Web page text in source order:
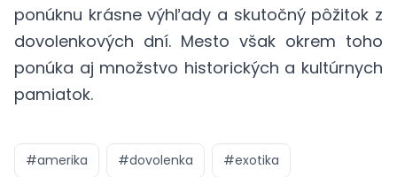
ponúknu krásne výhľady a skutočný pôžitok z
dovolenkových dní. Mesto však okrem toho
ponúka aj množstvo historických a kultúrnych
pamiatok.
#amerika #dovolenka #exotika